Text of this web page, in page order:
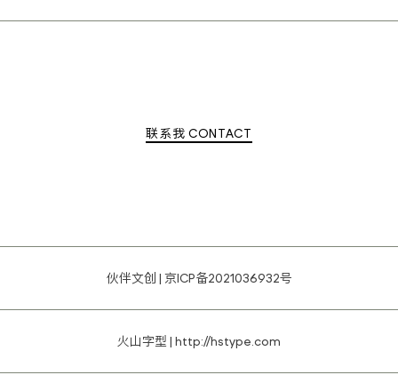
联系我 CONTACT
伙伴文创 | 京ICP备2021036932号
火山字型 | http://hstype.com